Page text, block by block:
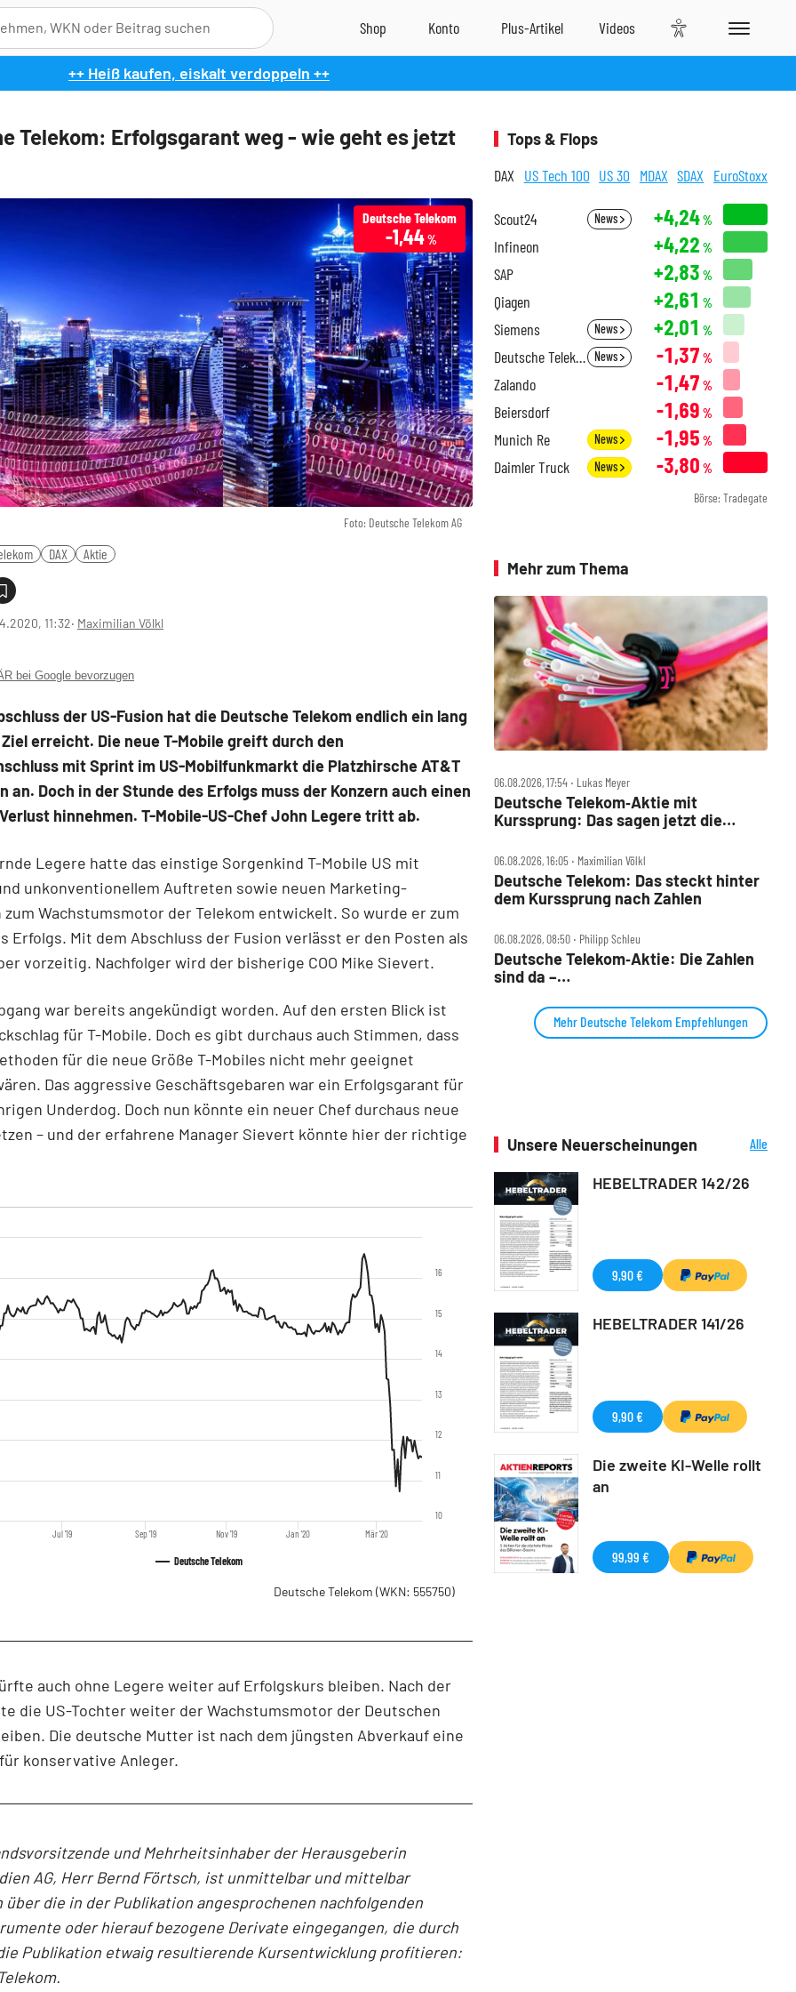
++ Heiß kaufen, eiskalt verdoppeln ++
Telekom: Erfolgsgarant weg - wie geht es jetzt
Foto: Deutsche Telekom AG
Deutsche Telekom
-1,44%
DAX Aktie
11:32‧ Maximilian Völkl
bei Google bevorzugen
der US-Fusion hat die Deutsche Telekom endlich ein lang
erreicht. Die neue T-Mobile greift durch den
mit Sprint im US-Mobilfunkmarkt die Platzhirsche AT&T
an. Doch in der Stunde des Erfolgs muss der Konzern auch einen
hinnehmen. T-Mobile-US-Chef John Legere tritt ab.
Legere hatte das einstige Sorgenkind T-Mobile US mit
unkonventionellem Auftreten sowie neuen Marketing-
zum Wachstumsmotor der Telekom entwickelt. So wurde er zum
Erfolgs. Mit dem Abschluss der Fusion verlässt er den Posten als
vorzeitig. Nachfolger wird der bisherige COO Mike Sievert.
war bereits angekündigt worden. Auf den ersten Blick ist
für T-Mobile. Doch es gibt durchaus auch Stimmen, dass
für die neue Größe T-Mobiles nicht mehr geeignet
Das aggressive Geschäftsgebaren war ein Erfolgsgarant für
Underdog. Doch nun könnte ein neuer Chef durchaus neue
– und der erfahrene Manager Sievert könnte hier der richtige
Deutsche Telekom
Jul '19 Sep '19 Nov '19 Jan '20 Mär '20
10
11
12
13
14
15
16
Deutsche Telekom (WKN: 555750)
auch ohne Legere weiter auf Erfolgskurs bleiben. Nach der
die US-Tochter weiter der Wachstumsmotor der Deutschen
Die deutsche Mutter ist nach dem jüngsten Abverkauf eine
konservative Anleger.
und Mehrheitsinhaber der Herausgeberin
AG, Herr Bernd Förtsch, ist unmittelbar und mittelbar
über die in der Publikation angesprochenen nachfolgenden
oder hierauf bezogene Derivate eingegangen, die durch
Publikation etwaig resultierende Kursentwicklung profitieren:
Tops & Flops
DAX US Tech 100 US 30 MDAX SDAX EuroStoxx
Scout24 News +4,24%
Infineon +4,22 %
SAP +2,83 %
Qiagen +2,61 %
Siemens News +2,01 %
Deutsche Telekom News -1,37 %
Zalando -1,47 %
Beiersdorf -1,69 %
Munich Re News -1,95 %
Daimler Truck News -3,80 %
Börse: Tradegate
Mehr zum Thema
06.08.2026, 17:54 ‧ Lukas Meyer
Deutsche Telekom‑Aktie mit
Kurssprung: Das sagen jetzt die
06.08.2026, 16:05 ‧ Maximilian Völkl
Deutsche Telekom: Das steckt hinter
dem Kurssprung nach Zahlen
06.08.2026, 08:50 ‧ Philipp Schleu
Deutsche Telekom‑Aktie: Die Zahlen
sind da –
Mehr Deutsche Telekom Empfehlungen
Unsere Neuerscheinungen
Alle
HEBELTRADER 142/26
9,90 €
HEBELTRADER 141/26
9,90 €
Die zweite KI-Welle rollt
an
99,99 €